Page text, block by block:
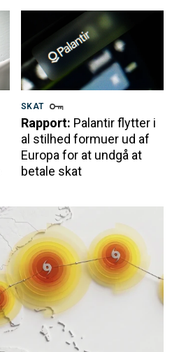
SKAT
Rapport: Palantir flytter i
al stilhed formuer ud af
Europa for at undgå at
betale skat